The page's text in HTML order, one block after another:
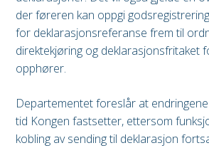
der føreren kan oppgi
for deklarasjonsreferanse frem til
direktekjøring og deklarasjonsfritaket
opphører.
Departementet foreslår at
tid Kongen fastsetter, ettersom
kobling av sending til deklarasjon